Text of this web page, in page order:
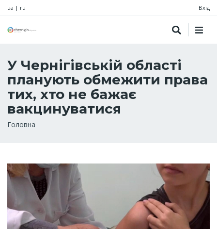
ua | ru Вхід
У Чернігівській області
планують обмежити права
тих, хто не бажає
вакцинуватися
Рядок
Головна